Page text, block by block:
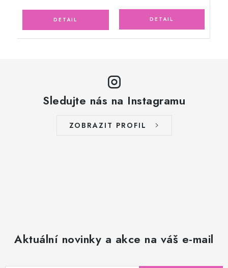
Sledujte nás na Instagramu
ZOBRAZIT PROFIL
Aktuální novinky a akce na váš e-mail